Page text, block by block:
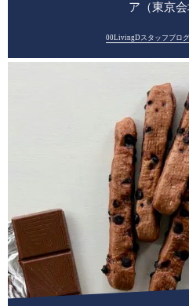
ア（東京会
00LivingDスタッフブログ